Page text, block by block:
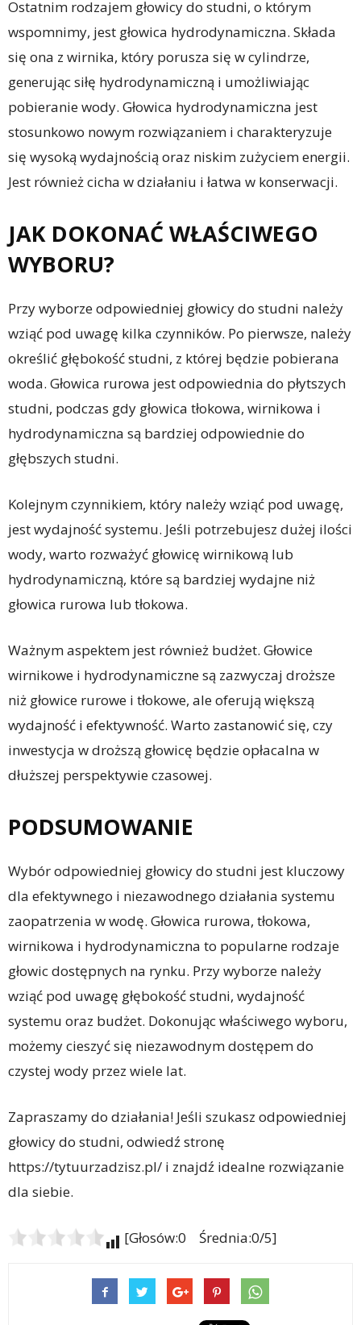
Ostatnim rodzajem głowicy do studni, o którym
wspomnimy, jest głowica hydrodynamiczna. Składa
się ona z wirnika, który porusza się w cylindrze,
generując siłę hydrodynamiczną i umożliwiając
pobieranie wody. Głowica hydrodynamiczna jest
stosunkowo nowym rozwiązaniem i charakteryzuje
się wysoką wydajnością oraz niskim zużyciem energii.
Jest również cicha w działaniu i łatwa w konserwacji.
JAK DOKONAĆ WŁAŚCIWEGO
WYBORU?
Przy wyborze odpowiedniej głowicy do studni należy
wziąć pod uwagę kilka czynników. Po pierwsze, należy
określić głębokość studni, z której będzie pobierana
woda. Głowica rurowa jest odpowiednia do płytszych
studni, podczas gdy głowica tłokowa, wirnikowa i
hydrodynamiczna są bardziej odpowiednie do
głębszych studni.
Kolejnym czynnikiem, który należy wziąć pod uwagę,
jest wydajność systemu. Jeśli potrzebujesz dużej ilości
wody, warto rozważyć głowicę wirnikową lub
hydrodynamiczną, które są bardziej wydajne niż
głowica rurowa lub tłokowa.
Ważnym aspektem jest również budżet. Głowice
wirnikowe i hydrodynamiczne są zazwyczaj droższe
niż głowice rurowe i tłokowe, ale oferują większą
wydajność i efektywność. Warto zastanowić się, czy
inwestycja w droższą głowicę będzie opłacalna w
dłuższej perspektywie czasowej.
PODSUMOWANIE
Wybór odpowiedniej głowicy do studni jest kluczowy
dla efektywnego i niezawodnego działania systemu
zaopatrzenia w wodę. Głowica rurowa, tłokowa,
wirnikowa i hydrodynamiczna to popularne rodzaje
głowic dostępnych na rynku. Przy wyborze należy
wziąć pod uwagę głębokość studni, wydajność
systemu oraz budżet. Dokonując właściwego wyboru,
możemy cieszyć się niezawodnym dostępem do
czystej wody przez wiele lat.
Zapraszamy do działania! Jeśli szukasz odpowiedniej
głowicy do studni, odwiedź stronę
https://tytuurzadzisz.pl/ i znajdź idealne rozwiązanie
dla siebie.
[Głosów:0 Średnia:0/5]